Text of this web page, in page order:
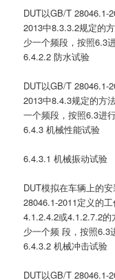
DUT以GB/T 28046.1-
2013中8.3.3.2规定的
少一个频段，按照6.3
6.4.2.2 防水试验
DUT以GB/T 28046.1-
2013中8.4.3规定的方
一个频段，按照6.3进
6.4.3 机械性能试验
6.4.3.1 机械振动试验
DUT模拟在车辆上的
28046.1-2011定义的
4.1.2.4.2或4.1.2.7.2
少一个频 段，按照6.3
6.4.3.2 机械冲击试验
DUT以GB/T 28046.1-